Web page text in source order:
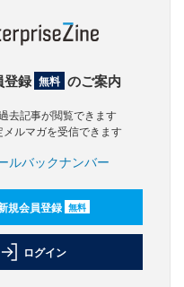
登録 無料 のご案内
去記事が閲覧できます
メルマガを受信できます
ルバックナンバー
規会員登録 無料
ログイン